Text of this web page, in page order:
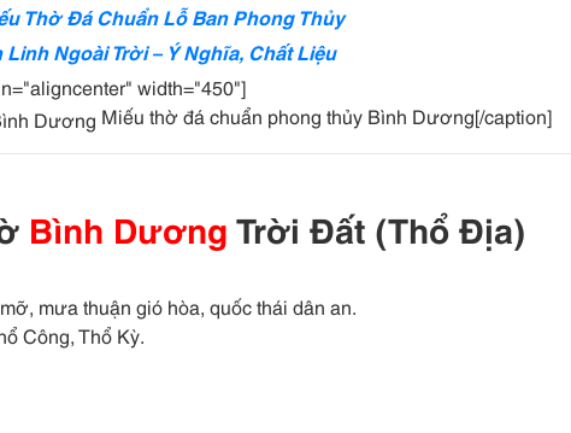
Thờ Đá Chuẩn Lỗ Ban Phong Thủy
Linh Ngoài Trời – Ý Nghĩa, Chất Liệu
width="450"]
Miếu thờ đá chuẩn phong thủy Bình Dương[/caption]
Bình Dương Trời Đất (Thổ Địa)
mưa thuận gió hòa, quốc thái dân an.
Công, Thổ Kỳ.